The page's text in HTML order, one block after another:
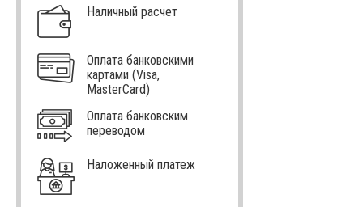
Наличный расчет
Оплата банковскими
картами (Visa,
MasterCard)
Оплата банковским
переводом
Наложенный платеж